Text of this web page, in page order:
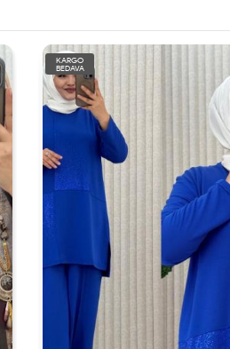
KARGO
BEDAVA